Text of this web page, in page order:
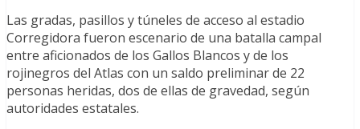
Las gradas, pasillos y túneles de acceso al estadio
Corregidora fueron escenario de una batalla campal
entre aficionados de los Gallos Blancos y de los
rojinegros del Atlas con un saldo preliminar de 22
personas heridas, dos de ellas de gravedad, según
autoridades estatales.